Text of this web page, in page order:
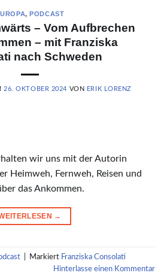
, PODCAST
– Vom Aufbrechen
– mit Franziska
nach Schweden
26. OKTOBER 2024 VON ERIK LORENZ
wir uns mit der Autorin
Heimweh, Fernweh, Reisen und
das Ankommen.
→
Markiert Franziska Consolati
Hinterlasse einen Kommentar